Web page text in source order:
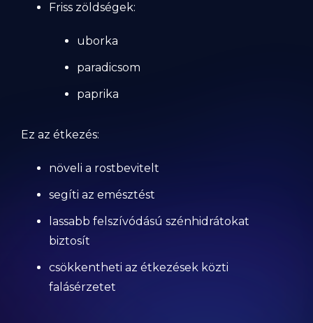
Friss zöldségek:
uborka
paradicsom
paprika
Ez az étkezés:
növeli a rostbevitelt
segíti az emésztést
lassabb felszívódású szénhidrátokat
biztosít
csökkentheti az étkezések közti
falásérzetet